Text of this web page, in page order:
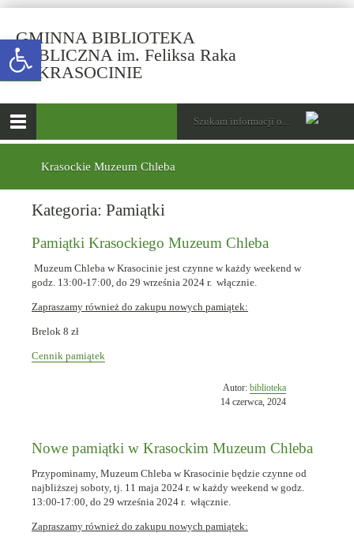
Open toolbar
GMINNA BIBLIOTEKA
PUBLICZNA im. Feliksa Raka
W KRASOCINIE-
Krasockiego
Muzeum
Chleba
górne
Otwórz
menu
wpisz
szukaną
Krasockie Muzeum Chleba
Kategoria: Pamiątki
Pamiątki Krasockiego Muzeum Chleba
Muzeum Chleba w Krasocinie jest czynne w każdy weekend w
godz. 13:00-17:00, do 29 września 2024 r. włącznie.
Zapraszamy również do zakupu nowych pamiątek:
Brelok 8 zł
Cennik pamiątek
Autor:bibliotekaOpublikowano
w
14 czerwca, 2024
Nowe pamiątki w Krasockim Muzeum Chleba
Przypominamy, Muzeum Chleba w Krasocinie będzie czynne od
najbliższej soboty, tj. 11 maja 2024 r. w każdy weekend w godz.
13:00-17:00, do 29 września 2024 r. włącznie.
Zapraszamy również do zakupu nowych pamiątek: